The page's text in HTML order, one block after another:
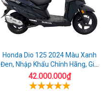
Honda Dio 125 2024 Màu Xanh
Đen, Nhập Khẩu Chính Hãng, Giá
Rẻ
42.000.000₫